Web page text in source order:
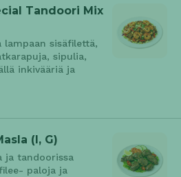
Tandoori Mix
lampaan sisäfilettä,
sipulia,
inkivääriä ja
(l, G)
tandoorissa
paloja ja